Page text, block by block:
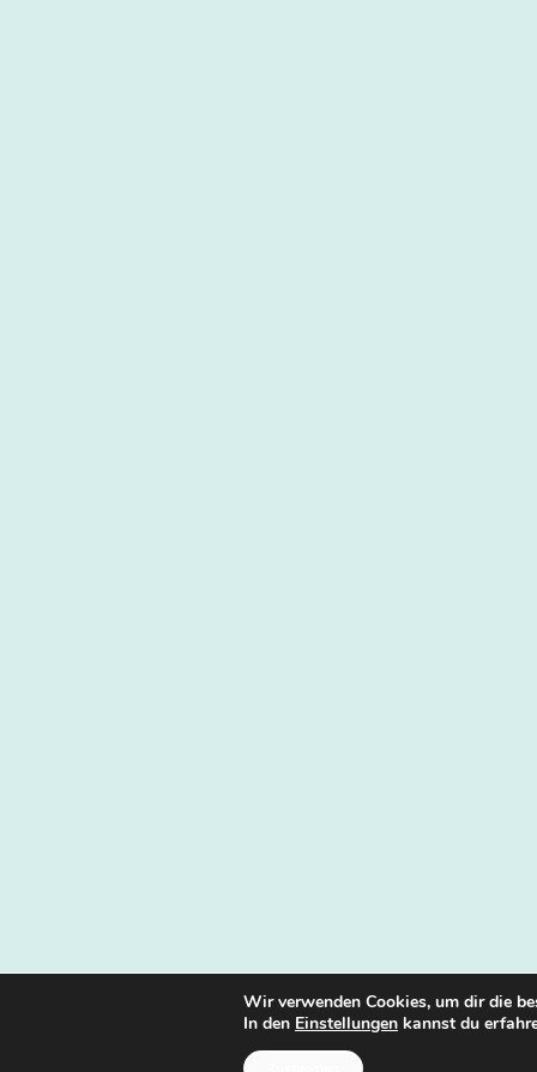
Wir verwenden Cookies, um dir die
In den Einstellungen kannst du